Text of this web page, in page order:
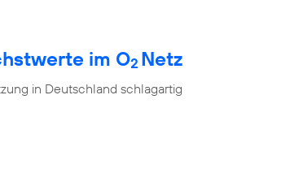
im O2 Netz
in Deutschland schlagartig